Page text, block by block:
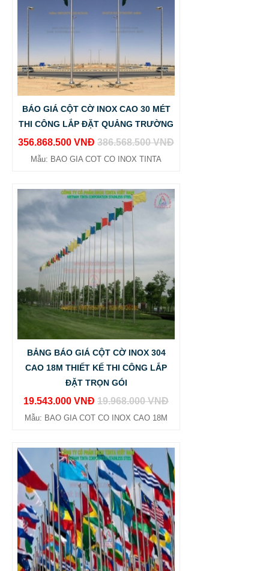
BÁO GIÁ CỘT CỜ INOX CAO 30 MÉT
THI CÔNG LẮP ĐẶT QUẢNG TRƯỜNG
356.868.500 VNĐ 386.568.500 VNĐ
Mẫu: BAO GIA COT CO INOX TINTA
BẢNG BÁO GIÁ CỘT CỜ INOX 304
CAO 18M THIẾT KẾ THI CÔNG LẮP
ĐẶT TRỌN GÓI
19.543.000 VNĐ 19.968.000 VNĐ
Mẫu: BAO GIA COT CO INOX CAO 18M